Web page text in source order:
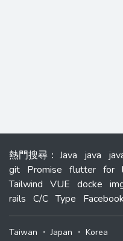
熱門搜尋 ： Java java
git Promise flutter for
Tailwind VUE docke
rails C/C Type Facebook
Taiwan ・Japan ・ Korea